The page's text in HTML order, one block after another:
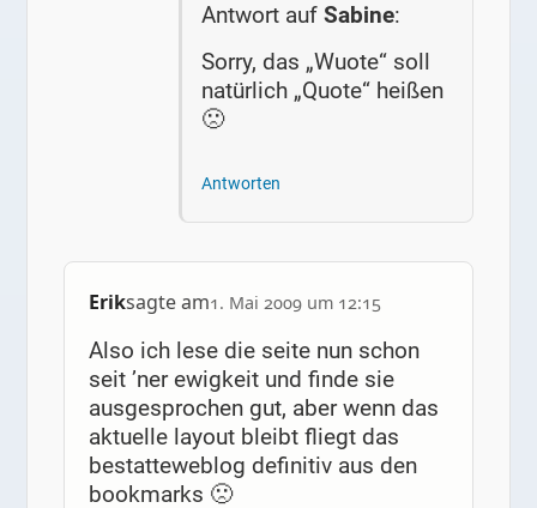
Antwort aufSabine:
Sorry, das „Wuote“ soll
natürlich „Quote“ heißen
🙁
Antworten
Eriksagte am1. Mai 2009 um 12:15
Also ich lese die seite nun schon
seit ’ner ewigkeit und finde sie
ausgesprochen gut, aber wenn das
aktuelle layout bleibt fliegt das
bestatteweblog definitiv aus den
bookmarks 🙁